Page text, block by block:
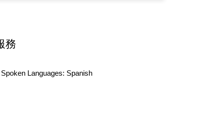
務
Spoken Languages: Spanish